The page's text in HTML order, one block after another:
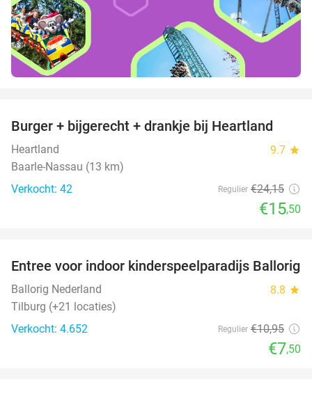
36%
Burger + bijgerecht + drankje bij Heartland
Heartland 9.7 star
Baarle-Nassau (13 km)
Verkocht: 42
Regulier €24,15
€15,50
32%
Entree voor indoor kinderspeelparadijs Ballorig
Ballorig Nederland 8.8 star
Tilburg (+21 locaties)
Verkocht: 4.652
Regulier €10,95
€7,50